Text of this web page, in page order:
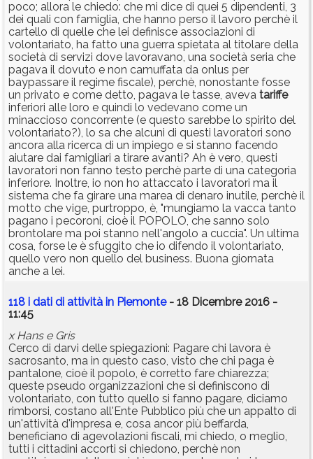
poco; allora le chiedo: che mi dice di quei 5 dipendenti, 3
dei quali con famiglia, che hanno perso il lavoro perchè il
cartello di quelle che lei definisce associazioni di
volontariato, ha fatto una guerra spietata al titolare della
società di servizi dove lavoravano, una società seria che
pagava il dovuto e non camuffata da onlus per
baypassare il regime fiscale), perchè, nonostante fosse
un privato e come detto, pagava le tasse, aveva tariffe
inferiori alle loro e quindi lo vedevano come un
minaccioso concorrente (e questo sarebbe lo spirito del
volontariato?), lo sa che alcuni di questi lavoratori sono
ancora alla ricerca di un impiego e si stanno facendo
aiutare dai famigliari a tirare avanti? Ah è vero, questi
lavoratori non fanno testo perchè parte di una categoria
inferiore. Inoltre, io non ho attaccato i lavoratori ma il
sistema che fa girare una marea di denaro inutile, perchè il
motto che vige, purtroppo, è, "mungiamo la vacca tanto
pagano i pecoroni, cioè il POPOLO, che sanno solo
brontolare ma poi stanno nell'angolo a cuccia". Un ultima
cosa, forse le è sfuggito che io difendo il volontariato,
quello vero non quello del business. Buona giornata
anche a lei.
118 i dati di attività in Piemonte - 18 Dicembre 2016 -
11:45
x Hans e Gris
Cerco di darvi delle spiegazioni: Pagare chi lavora è
sacrosanto, ma in questo caso, visto che chi paga è
pantalone, cioè il popolo, è corretto fare chiarezza;
queste pseudo organizzazioni che si definiscono di
volontariato, con tutto quello si fanno pagare, diciamo
rimborsi, costano all'Ente Pubblico più che un appalto di
un'attività d'impresa e, cosa ancor più beffarda,
beneficiano di agevolazioni fiscali, mi chiedo, o meglio,
tutti i cittadini accorti si chiedono, perchè non